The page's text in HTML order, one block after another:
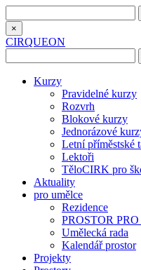
×
CIRQUEON
Kurzy
Pravidelné kurzy
Rozvrh
Blokové kurzy
Jednorázové
Letní příměstské
Lektoři
TěloCIRK pro
Aktuality
pro umělce
Rezidence
PROSTOR
Umělecká rada
Kalendář prostor
Projekty